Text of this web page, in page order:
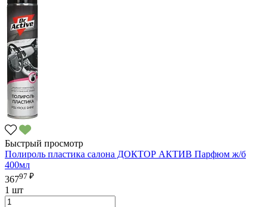
Быстрый просмотр
Полироль пластика салона ДОКТОР АКТИВ Парфюм ж/б
400мл
36797 ₽
1 шт